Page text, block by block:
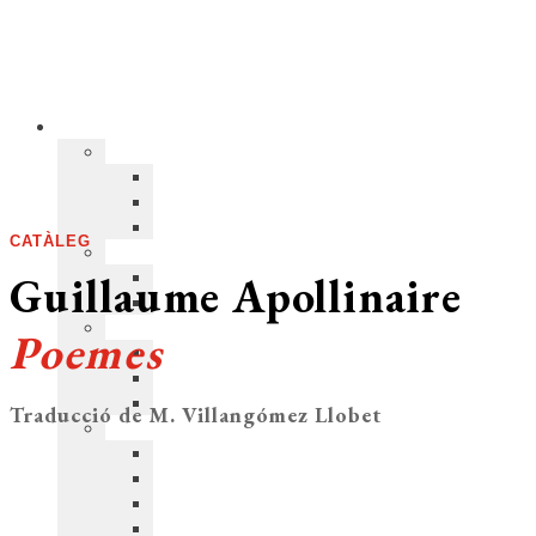
CATÀLEG
Guillaume Apollinaire
Poemes
Traducció de M. Villangómez Llobet